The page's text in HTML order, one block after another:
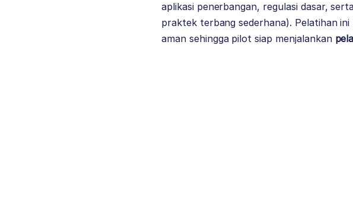
aplikasi penerbangan, regulasi dasar,
praktek terbang sederhana). Pelatihan
aman sehingga pilot siap menjalankan